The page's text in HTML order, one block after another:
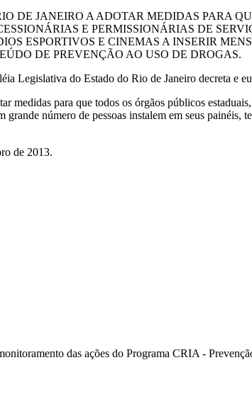
DE JANEIRO A ADOTAR MEDIDAS PARA
E PERMISSIONÁRIAS DE
ESPORTIVOS E CINEMAS A INSERIR
DE PREVENÇÃO AO USO DE DROGAS.
do Estado do Rio de Janeiro decreta e
para que todos os órgãos públicos
número de pessoas instalem em seus painéis,
de 2013.
das ações do Programa CRIA -